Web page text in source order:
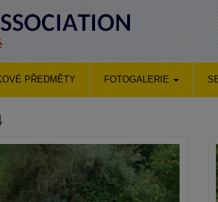
PŘEDMĚTY FOTOGALERIE